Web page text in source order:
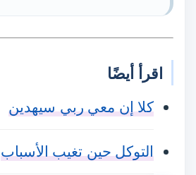
اقرأ أيضًا
كلا إن معي ربي سيهدين
التوكل حين تغيب الأسباب